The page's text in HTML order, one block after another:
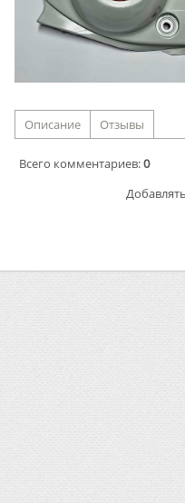
Описание Отзывы
Всего комментариев:0